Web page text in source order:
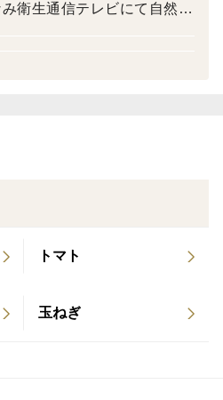
衛生通信テレビにて自然給
トマト
玉ねぎ